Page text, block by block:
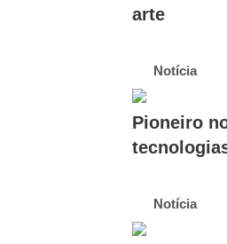
arte
Notícia
Pioneiro
Notícia